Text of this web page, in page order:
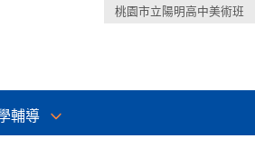
桃園市立陽明高中美術班
輔導